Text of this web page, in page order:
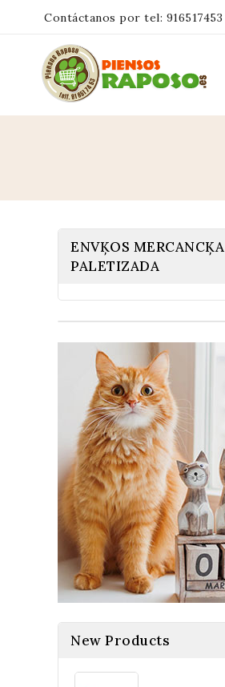
Contáctanos por tel: 916517453
ENVĶOS MERCANCĶA
PALETIZADA
New Products